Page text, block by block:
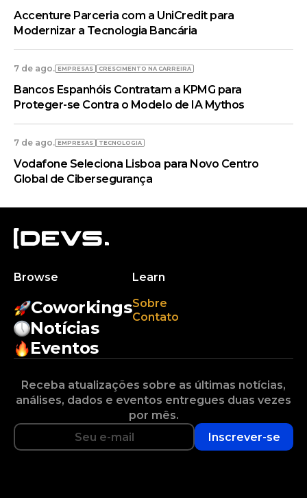
Accenture Parceria com a UniCredit para
Modernizar a Tecnologia Bancária
7 de ago. EMPRESAS CRESCIMENTO NA CARREIRA
Bancos Espanhóis Contratam a KPMG para
Proteger-se Contra o Modelo de IA Mythos
7 de ago. EMPRESAS TECNOLOGIA
Vodafone Seleciona Lisboa para Novo Centro
Global de Cibersegurança
Browse
Coworkings
Notícias
Eventos
Learn
Sobre
Contato
Receba atualizações sobre as últimas notícias,
análises, dados e eventos entregues duas vezes
por mês.
Inscrever-se